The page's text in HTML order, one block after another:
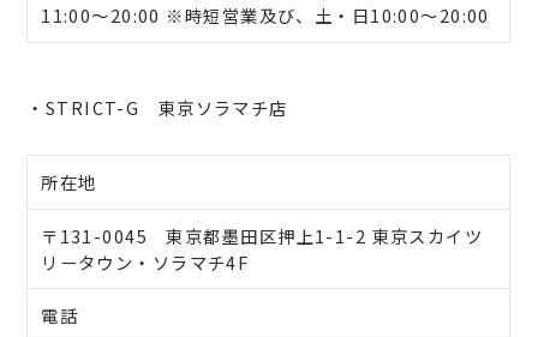
11:00～20:00 ※時短営業及び、土・日10:00～20:00
・STRICT-G 東京ソラマチ店
所在地
〒131-0045 東京都墨田区押上1-1-2 東京スカイツ
リータウン・ソラマチ4F
電話